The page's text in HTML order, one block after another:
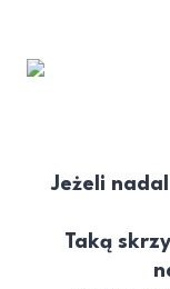
Jeżeli
Taką